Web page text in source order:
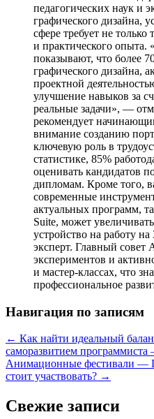
педагогических наук и
графического дизайна,
сфере требует не
и практического опыта.
показывают, что более
графического дизайна,
проектной
улучшение навыков за
реальные задачи», —
рекомендует
внимание созданию
ключевую роль в
статистике, 85%
оценивать кандидатов
дипломам. Кроме того,
современные
актуальных программ,
Suite, может
устройство на работу
эксперт. Главный
экспериментов и
и мастер-классах, что
профессиональное
Навигация по записям
← Как найти идеальный
саморазвитием
Анимационные фестивали —
стоит участвовать? →
Свежие записи